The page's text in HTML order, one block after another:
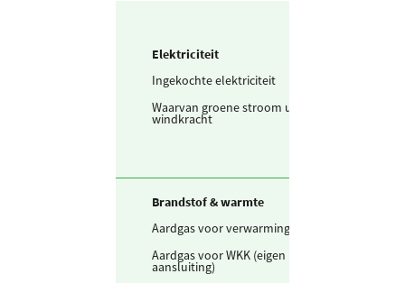
Elektriciteit
Ingekochte elektriciteit
Waarvan groene stroom uit
windkracht
Brandstof & warmte
Aardgas voor verwarming
Aardgas voor WKK (eigen
aansluiting)